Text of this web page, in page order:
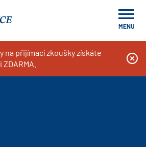
MENU
na přijímací zkoušky získáte
a příprava k přijímacím zkouškám
češtiny Pardubice